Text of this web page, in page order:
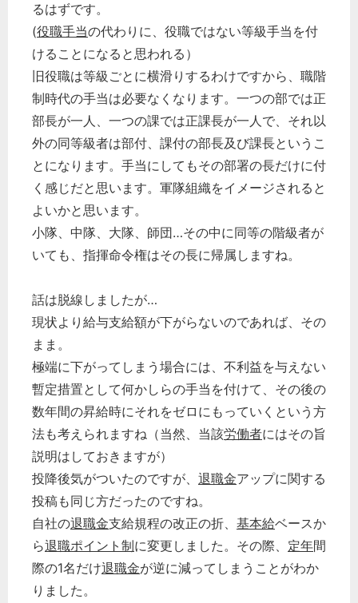
るはずです。
(役職手当の代わりに、役職ではない等級手当を付
けることになると思われる）
旧役職は等級ごとに横滑りするわけですから、職階
制時代の手当は必要なくなります。一つの部では正
部長が一人、一つの課では正課長が一人で、それ以
外の同等級者は部付、課付の部長及び課長というこ
とになります。手当にしてもその部署の長だけに付
く感じだと思います。軍隊組織をイメージされると
よいかと思います。
小隊、中隊、大隊、師団…その中に同等の階級者が
いても、指揮命令権はその長に帰属しますね。
話は脱線しましたが…
現状より給与支給額が下がらないのであれば、その
まま。
極端に下がってしまう場合には、不利益を与えない
暫定措置として何かしらの手当を付けて、その後の
数年間の昇給時にそれをゼロにもっていくという方
法も考えられますね（当然、当該労働者にはその旨
説明はしておきますが）
投降後気がついたのですが、 退職金アップに関する
投稿も同じ方だったのですね。
自社の退職金支給規程の改正の折、 基本給ベースか
ら退職ポイント制に変更しました。その際、 定年間
際の1名だけ退職金が逆に減ってしまうことがわか
りました。